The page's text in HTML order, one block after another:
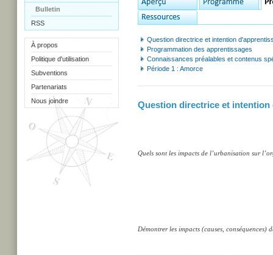
Bulletin
RSS
À propos
Politique d'utilisation
Subventions
Partenariats
Nous joindre
Question directrice et intention
Programmation des apprentissages
Connaissances préalables et contenus
Période 1 : Amorce
Question directrice et intention
Quels sont les impacts de l’urbanisation sur
Démontrer les impacts (causes,